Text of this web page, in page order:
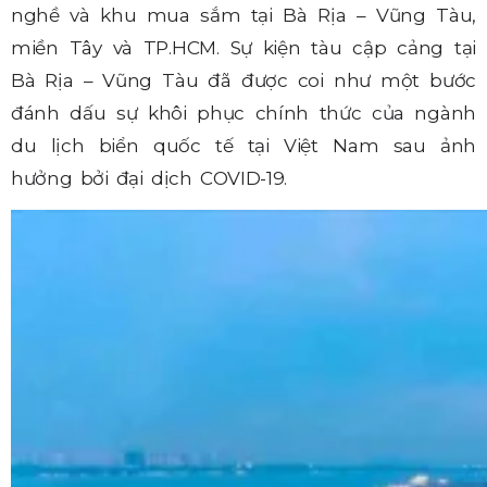
nghề và khu mua sắm tại Bà Rịa – Vũng Tàu,
miền Tây và TP.HCM. Sự kiện tàu cập cảng tại
Bà Rịa – Vũng Tàu đã được coi như một bước
đánh dấu sự khôi phục chính thức của ngành
du lịch biển quốc tế tại Việt Nam sau ảnh
hưởng bởi đại dịch COVID-19.